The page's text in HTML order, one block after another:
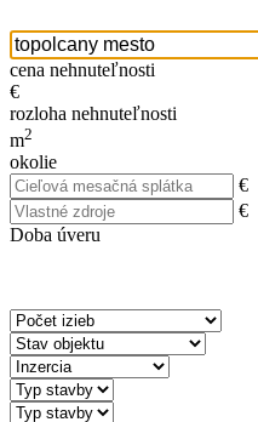
cena nehnuteľnosti
€
rozloha nehnuteľnosti
m2
okolie
€
€
Doba úveru